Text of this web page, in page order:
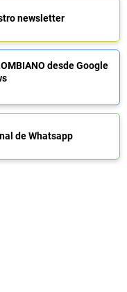
newsletter
desde Google
de Whatsapp